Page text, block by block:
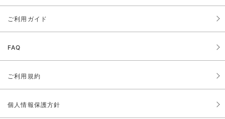
ご利用ガイド
FAQ
ご利用規約
個人情報保護方針